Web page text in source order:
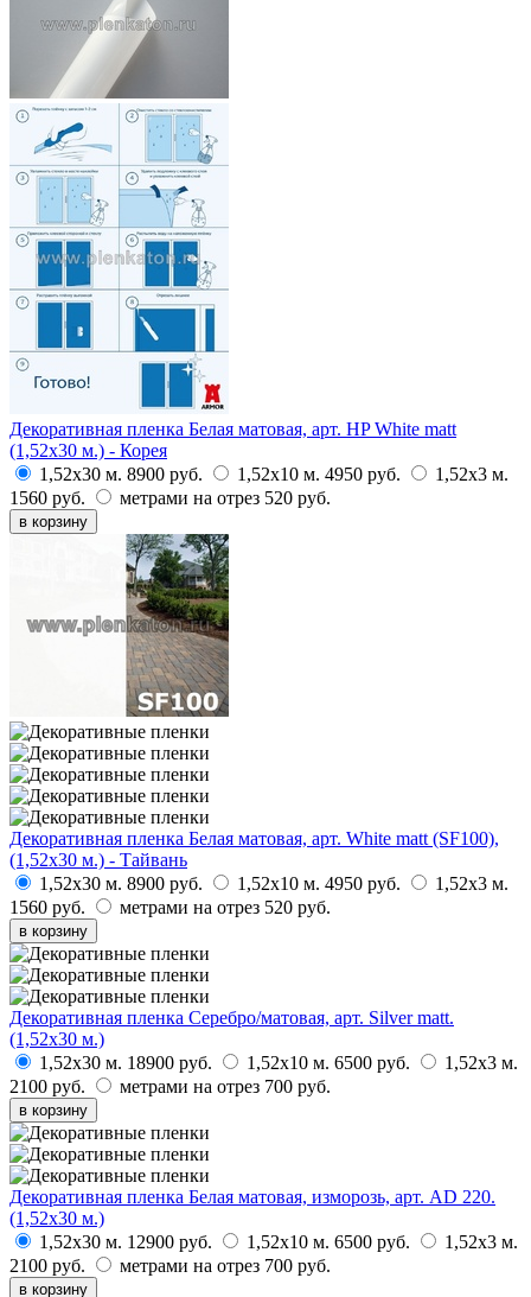
Декоративная пленка Белая матовая, арт. HP White matt
(1,52х30 м.) - Корея
1,52х30 м. 8900 руб. 1,52х10 м. 4950 руб.
1,52х3 м.
1560 руб.
метрами на отрез 520 руб.
в корзину
Декоративная пленка Белая матовая, арт. White matt (SF100),
(1,52х30 м.) - Тайвань
1,52х30 м. 8900 руб. 1,52х10 м. 4950 руб.
1,52х3 м.
1560 руб.
метрами на отрез 520 руб.
в корзину
Декоративная пленка Серебро/матовая, арт. Silver matt.
(1,52х30 м.)
1,52х30 м. 18900 руб. 1,52х10 м. 6500 руб.
1,52х3 м.
2100 руб.
метрами на отрез 700 руб.
в корзину
Декоративная пленка Белая матовая, изморозь, арт. AD 220.
(1,52х30 м.)
1,52х30 м. 12900 руб. 1,52х10 м. 6500 руб.
1,52х3 м.
2100 руб.
метрами на отрез 700 руб.
в корзину